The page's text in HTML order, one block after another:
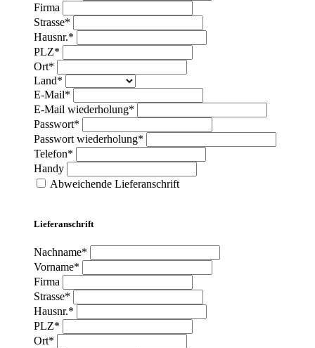
Firma
Strasse*
Hausnr.*
PLZ*
Ort*
Land*
E-Mail*
E-Mail wiederholung*
Passwort*
Passwort wiederholung*
Telefon*
Handy
Abweichende Lieferanschrift
Lieferanschrift
Nachname*
Vorname*
Firma
Strasse*
Hausnr.*
PLZ*
Ort*